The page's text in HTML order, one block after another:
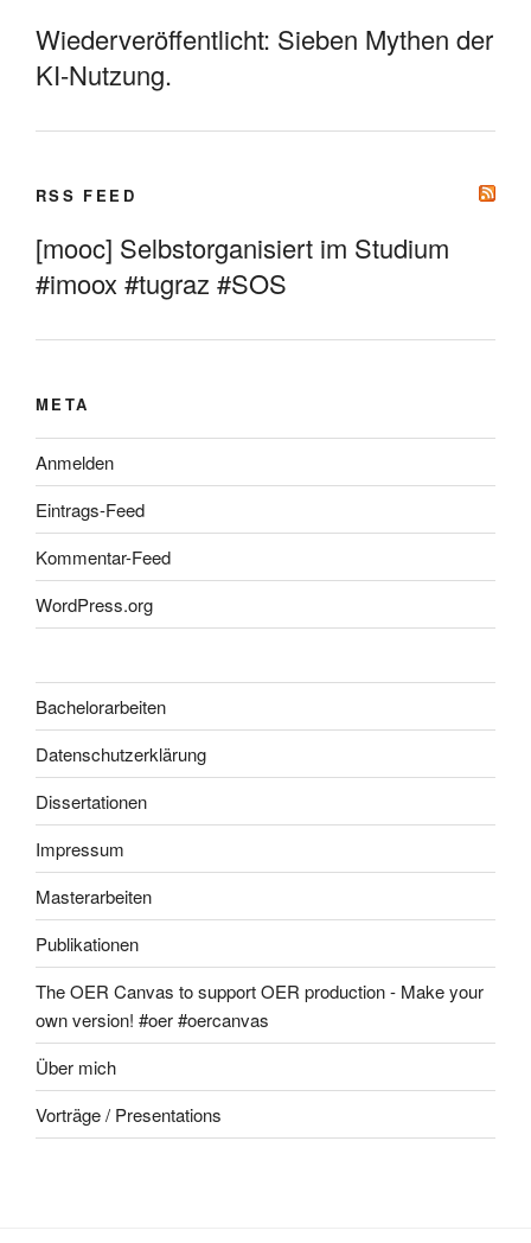
Wiederveröffentlicht: Sieben Mythen der
KI-Nutzung.
RSS FEED
[mooc] Selbstorganisiert im Studium
#imoox #tugraz #SOS
META
Anmelden
Eintrags-Feed
Kommentar-Feed
WordPress.org
Bachelorarbeiten
Datenschutzerklärung
Dissertationen
Impressum
Masterarbeiten
Publikationen
The OER Canvas to support OER production - Make your
own version! #oer #oercanvas
Über mich
Vorträge / Presentations